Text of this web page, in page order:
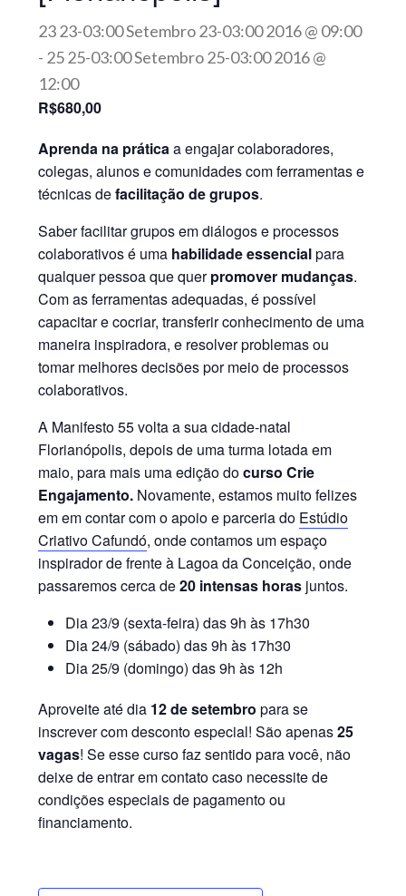
23 23-03:00 Setembro 23-03:00 2016 @ 09:00
- 25 25-03:00 Setembro 25-03:00 2016 @
12:00
R$680,00
Aprenda na práticaa engajar colaboradores,
colegas, alunos e comunidades com ferramentas e
técnicas defacilitação de grupos.
Saber facilitar grupos em diálogos e processos
colaborativos é uma habilidade essencialpara
qualquer pessoa que querpromover mudanças.
Com as ferramentas adequadas, é possível
capacitar e cocriar, transferir conhecimento de uma
maneira inspiradora, e resolver problemas ou
tomar melhores decisões por meio de processos
colaborativos.
A Manifesto 55 volta a sua cidade-natal
Florianópolis, depois de uma turma lotada em
maio, para mais uma edição docurso Crie
Engajamento. Novamente, estamos muito felizes
em em contar com o apoio e parceria do Estúdio
Criativo Cafundó, onde contamos um espaço
inspirador de frente à Lagoa da Conceição, onde
passaremos cerca de20 intensas horas juntos.
Dia 23/9 (sexta-feira) das 9h às 17h30
Dia 24/9 (sábado) das 9h às 17h30
Dia 25/9 (domingo) das 9h às 12h
Aproveite até dia 12 de setembro para se
inscrever com desconto especial! São apenas25
vagas! Se esse curso faz sentido para você, não
deixe de entrar em contato caso necessite de
condições especiais de pagamento ou
financiamento.